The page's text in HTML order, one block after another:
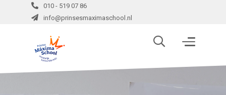
010 - 519 07 86
info@prinsesmaximaschool.nl